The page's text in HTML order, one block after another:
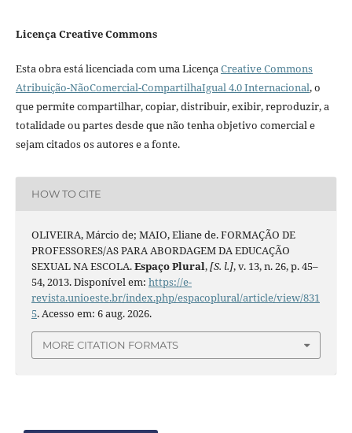
Licença Creative Commons
Esta obra está licenciada com uma LicençaCreative Commons
Atribuição-NãoComercial-CompartilhaIgual 4.0 Internacional, o
que permite compartilhar, copiar, distribuir, exibir, reproduzir, a
totalidade ou partes desde que não tenha objetivo comercial e
sejam citados os autores e a fonte.
HOW TO CITE
OLIVEIRA, Márcio de; MAIO, Eliane de. FORMAÇÃO DE
PROFESSORES/AS PARA ABORDAGEM DA EDUCAÇÃO
SEXUAL NA ESCOLA.Espaço Plural,[S. l.], v. 13, n. 26, p. 45–
54, 2013. Disponível em: https://e-
revista.unioeste.br/index.php/espacoplural/article/view/831
5. Acesso em: 6 aug. 2026.
MORE CITATION FORMATS